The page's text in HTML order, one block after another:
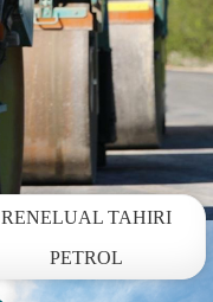
RENELUAL TAHIRI
PETROL